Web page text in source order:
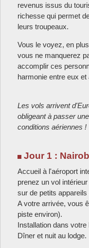
revenus issus du
richesse qui permet
leurs troupeaux.
Vous le voyez, en
vous ne manquerez
accomplir ces
harmonie entre eux
Les vols arrivent
obligeant à passer
conditions aériennes !
Jour 1 :
Accueil à l'aéroport
prenez un vol
sur de petits
A votre arrivée, vous
piste environ).
Installation dans
Dîner et nuit au lodge.